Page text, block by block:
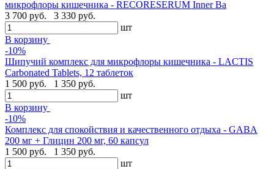
микрофлоры кишечника - RECORESERUM Inner Ba
3 700 руб.
3 330 руб.
шт
В корзину
-10%
Шипучий комплекс для микрофлоры кишечника - LACTIS
Carbonated Tablets, 12 таблеток
1 500 руб.
1 350 руб.
шт
В корзину
-10%
Комплекс для спокойствия и качественного отдыха - GABA
200 мг + Глицин 200 мг, 60 капсул
1 500 руб.
1 350 руб.
шт